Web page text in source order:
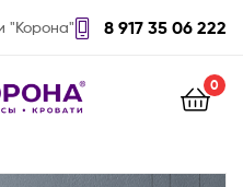
"Корона" 8 917 35 06 222
0